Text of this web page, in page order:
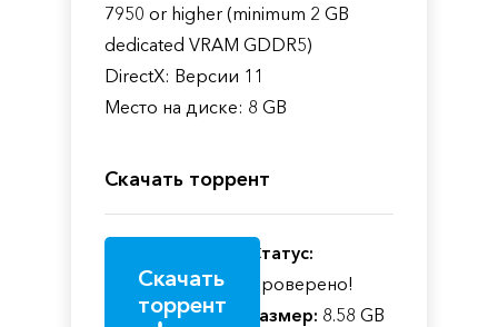
7950 or higher (minimum 2 GB
dedicated VRAM GDDR5)
DirectX: Версии 11
Место на диске: 8 GB
Скачать торрент
Скачать
торрент
Статус:
Проверено!
Размер: 8.58 GB